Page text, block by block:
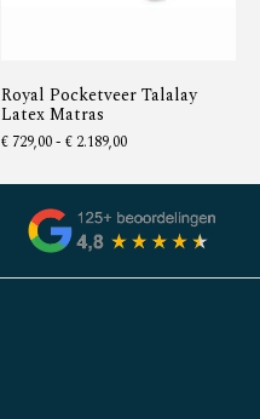
Royal Pocketveer Talalay
Latex Matras
€ 729,00- € 2.189,00